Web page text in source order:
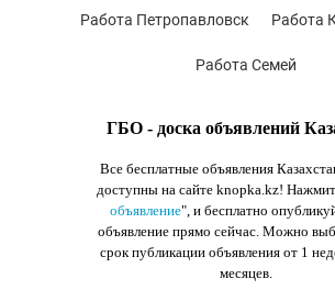
ГБО - доска объявлений
Все бесплатные объявления
доступны на сайте knopka.kz!
объявление", и бесплатно
объявление прямо сейчас. Можно
срок публикации объявления от 1
месяцев.
Работа Петропавловск Работа
Работа Семей